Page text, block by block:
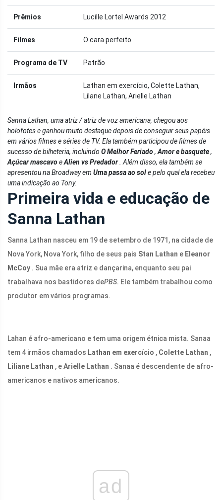
Prêmios Lucille Lortel Awards 2012
Filmes O cara perfeito
Programa de TV Patrão
Irmãos
Lathan em exercício, Colette Lathan,
Lilane Lathan, Arielle Lathan
Sanna Lathan, uma atriz / atriz de voz americana, chegou aos
holofotes e ganhou muito destaque depois de conseguir seus papéis
em vários filmes e séries de TV. Ela também participou de filmes de
sucesso de bilheteria, incluindo O Melhor Feriado, Amor e basquete,
Açúcar mascavoeAlien vs Predador . Além disso, ela também se
apresentou na Broadway em Uma passa ao sole pelo qual ela recebeu
uma indicação ao Tony.
Primeira vida e educação de
Sanna Lathan
Sanna Lathan nasceu em 19 de setembro de 1971, na cidade de
Nova York, Nova York, filho de seus pais Stan Lathan e Eleanor
McCoy . Sua mãe era atriz e dançarina, enquanto seu pai
trabalhava nos bastidores dePBS. Ele também trabalhou como
produtor em vários programas.
Lahan é afro-americano e tem uma origem étnica mista. Sanaa
tem 4 irmãos chamados Lathan em exercício , Colette Lathan ,
Liliane Lathan , eArielle Lathan . Sanaa é descendente de afro-
americanos e nativos americanos.
ad